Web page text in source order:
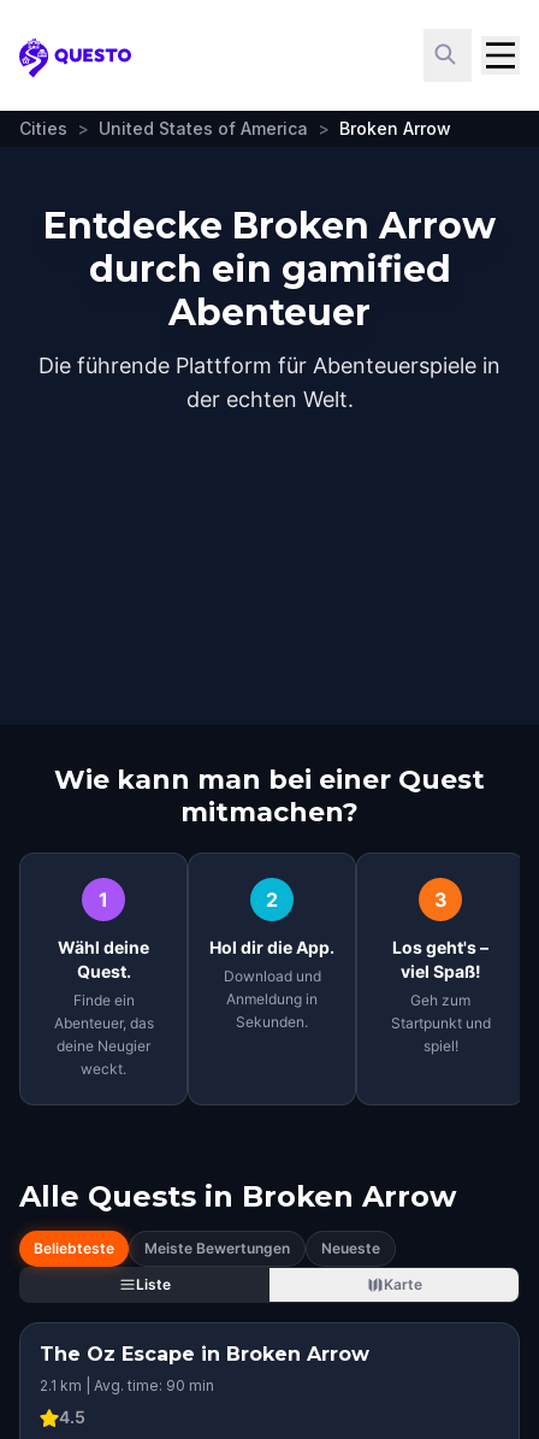
Questo
Cities > United States of America > Broken Arrow
Entdecke Broken Arrow
durch ein gamified
Abenteuer
Die führende Plattform für Abenteuerspiele in
der echten Welt.
Wie kann man bei einer Quest
mitmachen?
1
Wähl deine
Quest.
Finde ein
Abenteuer, das
deine Neugier
weckt.
2
Hol dir die App.
Download und
Anmeldung in
Sekunden.
3
Los geht's –
viel Spaß!
Geh zum
Startpunkt und
spiel!
Alle Quests in Broken Arrow
Beliebteste Meiste Bewertungen
Neueste
Liste
Karte
The Oz Escape in Broken Arrow
2.1 km | Avg. time: 90 min
4.5